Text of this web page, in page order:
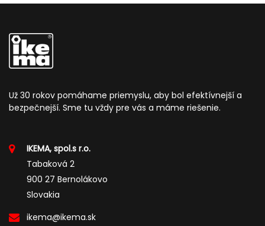
Už 30 rokov pomáhame priemyslu, aby bol efektívnejší a
bezpečnejší. Sme tu vždy pre vás a máme riešenie.
IKEMA, spol.s r.o.
Tabaková 2
900 27 Bernolákovo
Slovakia
ikema@ikema.sk